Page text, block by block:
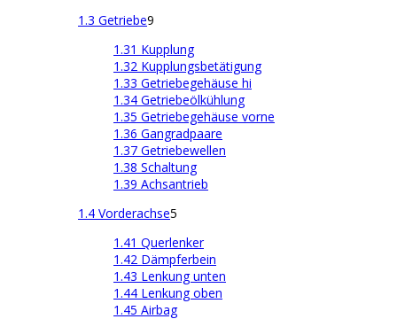
1.3 Getriebe9
1.31 Kupplung
1.32 Kupplungsbetätigung
1.33 Getriebegehäuse hi
1.34 Getriebeölkühlung
1.35 Getriebegehäuse vorne
1.36 Gangradpaare
1.37 Getriebewellen
1.38 Schaltung
1.39 Achsantrieb
1.4 Vorderachse5
1.41 Querlenker
1.42 Dämpferbein
1.43 Lenkung unten
1.44 Lenkung oben
1.45 Airbag